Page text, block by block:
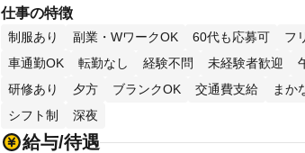
仕事の特徴
制服あり 副業・WワークOK 60代も応募可 フ
車通勤OK
転勤なし 経験不問 未経験者歓迎
研修あり
夕方 ブランクOK 交通費支給 まか
シフト制
深夜
給与/待遇